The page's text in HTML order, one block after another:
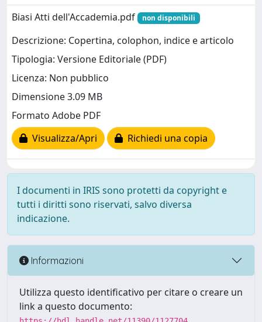
Biasi Atti dell'Accademia.pdf
non disponibili
Descrizione: Copertina, colophon, indice e articolo
Tipologia: Versione Editoriale (PDF)
Licenza: Non pubblico
Dimensione 3.09 MB
Formato Adobe PDF
Visualizza/Apri
Richiedi una copia
I documenti in IRIS sono protetti da copyright e
tutti i diritti sono riservati, salvo diversa
indicazione.
Informazioni
Utilizza questo identificativo per citare o creare un
link a questo documento: